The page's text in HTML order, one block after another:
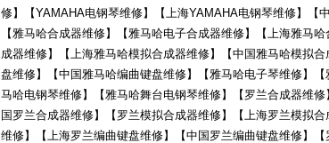
修】【YAMAHA电钢琴维修】【上海YAMAHA电钢琴维修】【
【雅马哈合成器维修】【雅马哈电子合成器维修】【上海雅马
成器维修】【上海雅马哈模拟合成器维修】【中国雅马哈模拟
盘维修】【中国雅马哈编曲键盘维修】【雅马哈电子琴维修】
马哈电钢琴维修】【雅马哈舞台电钢琴维修】【罗兰合成器维
国罗兰合成器维修】【罗兰模拟合成器维修】【上海罗兰模拟
维修】【上海罗兰编曲键盘维修】【中国罗兰编曲键盘维修】